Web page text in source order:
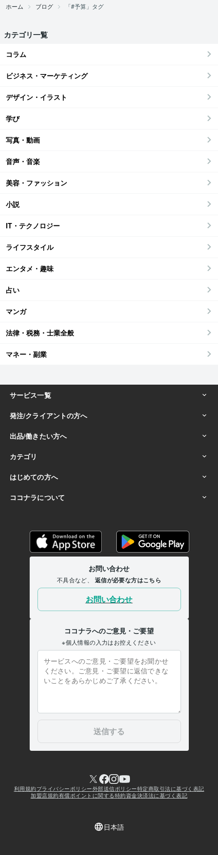
ホーム ブログ 「#予算」タグ
カテゴリ一覧
コラム
ビジネス・マーケティング
デザイン・イラスト
学び
写真・動画
音声・音楽
美容・ファッション
小説
IT・テクノロジー
ライフスタイル
エンタメ・趣味
占い
マンガ
法律・税務・士業全般
マネー・副業